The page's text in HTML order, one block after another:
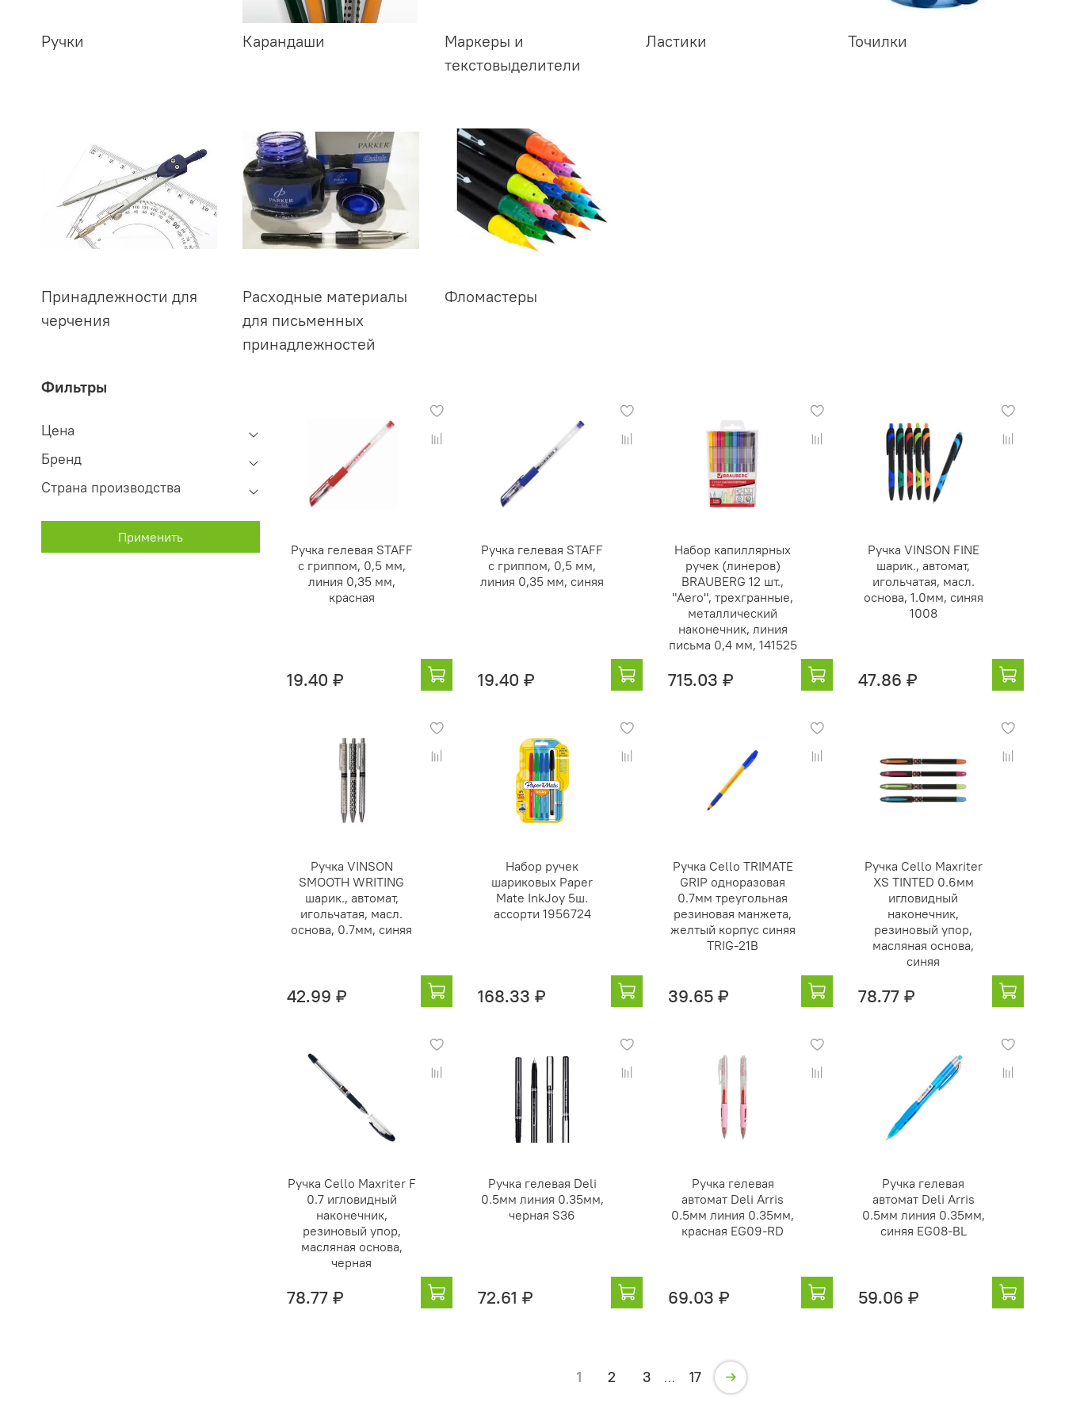
Ручки Карандаши
Маркеры и
текстовыделители
Ластики Точилки
Принадлежности для
черчения
Расходные материалы
для письменных
принадлежностей
Фломастеры
Ручка гелевая STAFF
с гриппом, 0,5 мм,
линия 0,35 мм,
красная
19.40 ₽
Ручка гелевая STAFF
с гриппом, 0,5 мм,
линия 0,35 мм, синяя
19.40 ₽
Набор капиллярных
ручек (линеров)
BRAUBERG 12 шт.,
"Aero", трехгранные,
металлический
наконечник, линия
письма 0,4 мм, 141525
715.03 ₽
Ручка VINSON FINE
шарик., автомат,
игольчатая, масл.
основа, 1.0мм, синяя
1008
47.86 ₽
Ручка VINSON
SMOOTH WRITING
шарик., автомат,
игольчатая, масл.
основа, 0.7мм, синяя
42.99 ₽
Набор ручек
шариковых Paper
Mate InkJoy 5ш.
ассорти 1956724
168.33 ₽
Ручка Cello TRIMATE
GRIP одноразовая
0.7мм треугольная
резиновая манжета,
желтый корпус синяя
TRIG-21B
39.65 ₽
Ручка Cello Maxriter
XS TINTED 0.6мм
игловидный
наконечник,
резиновый упор,
масляная основа,
синяя
78.77 ₽
Ручка Cello Maxriter F
0.7 игловидный
наконечник,
резиновый упор,
масляная основа,
черная
78.77 ₽
Ручка гелевая Deli
0.5мм линия 0.35мм,
черная S36
72.61 ₽
Ручка гелевая
автомат Deli Arris
0.5мм линия 0.35мм,
красная EG09-RD
69.03 ₽
Ручка гелевая
автомат Deli Arris
0.5мм линия 0.35мм,
синяя EG08-BL
59.06 ₽
1 2 3 … 17
Фильтры
Цена
Бренд
Страна производства
Применить